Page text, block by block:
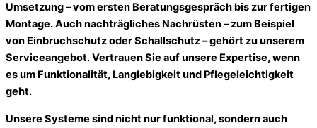
Umsetzung – vom ersten Beratungsgespräch bis zur fertigen
Montage. Auch nachträgliches Nachrüsten – zum Beispiel
von Einbruchschutz oder Schallschutz – gehört zu unserem
Serviceangebot. Vertrauen Sie auf unsere Expertise, wenn
es um Funktionalität, Langlebigkeit und Pflegeleichtigkeit
geht.
Unsere Systeme sind nicht nur funktional, sondern auch